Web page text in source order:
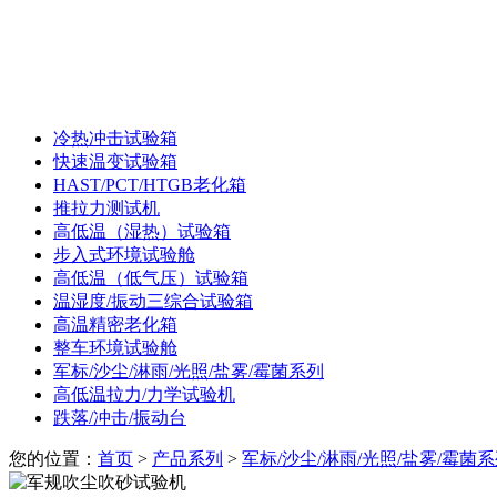
冷热冲击试验箱
快速温变试验箱
HAST/PCT/HTGB老化箱
推拉力测试机
高低温（湿热）试验箱
步入式环境试验舱
高低温（低气压）试验箱
温湿度/振动三综合试验箱
高温精密老化箱
整车环境试验舱
军标/沙尘/淋雨/光照/盐雾/霉菌系列
高低温拉力/力学试验机
跌落/冲击/振动台
您的位置： 首页 > 产品系列 > 军标/沙尘/淋雨/光照/盐雾/霉菌